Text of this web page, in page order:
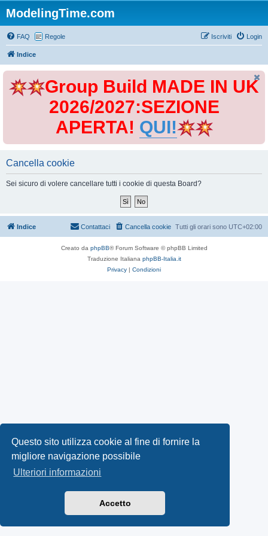
Questo sito utilizza cookie al fine di fornire la
migliore navigazione possibile
Ulteriori informazioni
Accetto
ModelingTime.com
FAQ Regole Login
Iscriviti
Indice
Group Build MADE IN UK
2026/2027:SEZIONE
APERTA! QUI!
Cancella cookie
Sei sicuro di volere cancellare tutti i cookie di questa Board?
Indice Tutti gli orari sono UTC+02:00
Cancella cookie
Contattaci
Creato da phpBB® Forum Software © phpBB Limited
Traduzione Italiana phpBB-Italia.it
Privacy | Condizioni